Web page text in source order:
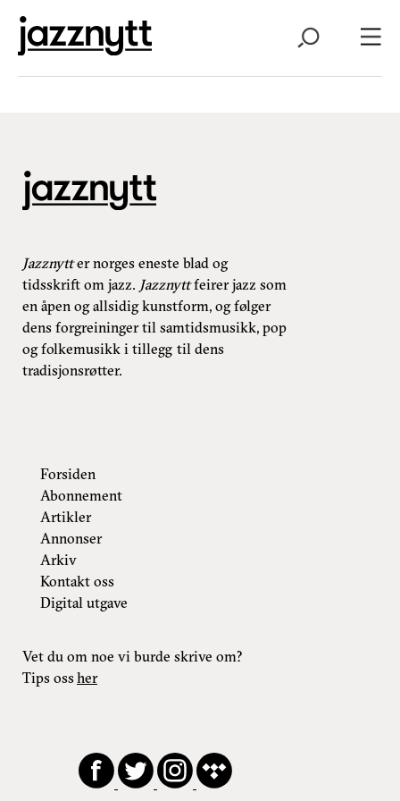
Jazznytter norges eneste blad og
tidsskrift om jazz. Jazznyttfeirer jazz som
en åpen og allsidig kunstform, og følger
dens forgreininger til samtidsmusikk, pop
og folkemusikk i tillegg til dens
tradisjonsrøtter.
Forsiden
Abonnement
Artikler
Annonser
Arkiv
Kontakt oss
Digital utgave
Vet du om noe vi burde skrive om?
Tips ossher